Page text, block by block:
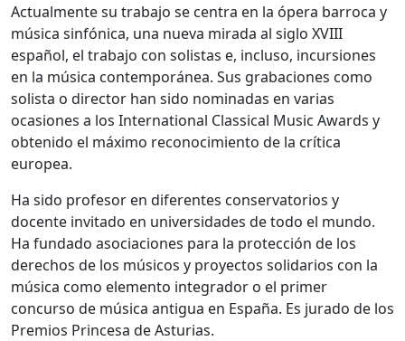
Actualmente su trabajo se centra en la ópera barroca y
música sinfónica, una nueva mirada al siglo XVIII
español, el trabajo con solistas e, incluso, incursiones
en la música contemporánea. Sus grabaciones como
solista o director han sido nominadas en varias
ocasiones a los International Classical Music Awards y
obtenido el máximo reconocimiento de la crítica
europea.
Ha sido profesor en diferentes conservatorios y
docente invitado en universidades de todo el mundo.
Ha fundado asociaciones para la protección de los
derechos de los músicos y proyectos solidarios con la
música como elemento integrador o el primer
concurso de música antigua en España. Es jurado de los
Premios Princesa de Asturias.